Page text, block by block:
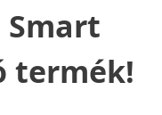
termék!